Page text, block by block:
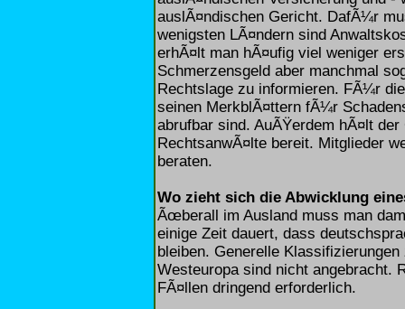
auslÃ¤ndischen Gericht. DafÃ¼r
wenigsten LÃ¤ndern sind
erhÃ¤lt man hÃ¤ufig viel weniger
Schmerzensgeld aber manchmal
Rechtslage zu informieren. FÃ¼r
seinen MerkblÃ¤ttern fÃ¼r
abrufbar sind. AuÃŸerdem hÃ¤lt
RechtsanwÃ¤lte bereit. Mitglieder
beraten.
Wo zieht sich die Abwicklung
Ãœberall im Ausland muss man
einige Zeit dauert, dass
bleiben. Generelle
Westeuropa sind nicht angebracht.
FÃ¤llen dringend erforderlich.